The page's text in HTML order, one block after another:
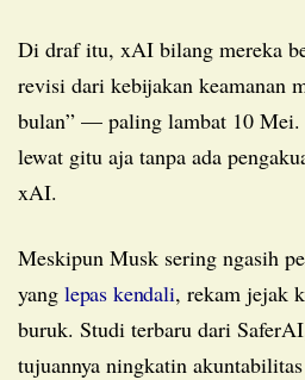
Di draf itu, xAI bilang mereka berencana ngerilis versi
revisi dari kebijakan keamanan
bulan” — paling lambat 10 Mei.
lewat gitu aja tanpa ada
xAI.
Meskipun Musk sering ngasih
yang lepas kendali, rekam jejak
buruk. Studi terbaru dari
tujuannya ningkatin